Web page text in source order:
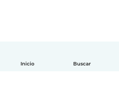
Inicio Buscar